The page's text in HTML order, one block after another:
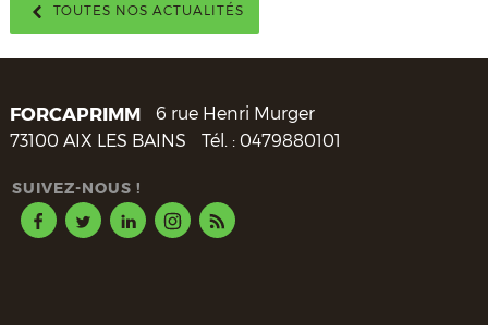
TOUTES NOS ACTUALITÉS
FORCAPRIMM
6 rue Henri Murger
73100 AIX LES BAINS Tél. : 0479880101
SUIVEZ-NOUS !